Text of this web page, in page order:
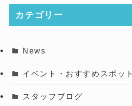
カテゴリー
News
イベント・おすすめスポット
スタッフブログ